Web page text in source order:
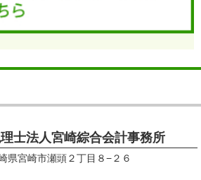
士法人宮崎綜合会計事務所
県宮崎市瀬頭２丁目８−２６